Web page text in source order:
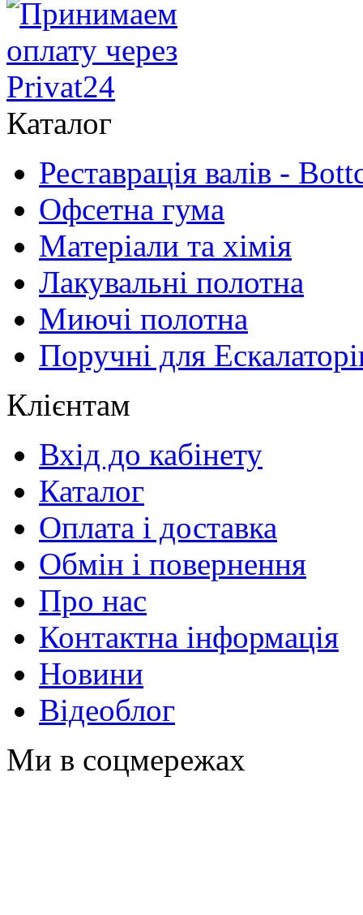
Каталог
Реставрація валів -
Офсетна гума
Матеріали та хімія
Лакувальні полотна
Миючі полотна
Поручні для
Клієнтам
Вхід до кабінету
Каталог
Оплата і доставка
Обмін і повернення
Про нас
Контактна інформація
Новини
Відеоблог
Ми в соцмережах